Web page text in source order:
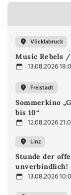
Vöcklabruck
Music Rebels
13.08.2026
Freistadt
Sommerkino
bis 10“
12.08.2026
Linz
Stunde der
unverbindlich!
13.08.2026